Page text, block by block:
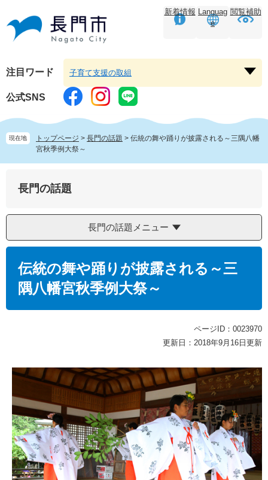
頭
す。
飛
し
本
文
へ
新着情報 Languag
e
閲覧補助
注目ワード
ー
を
子育て支援の取組
公式SNS
現在地 トップページ > 長門の話題 > 伝統の舞や踊りが披露される～三隅八幡
宮秋季例大祭～
長門の話題
長門の話題メニュー
伝統の舞や踊りが披露される～三
隅八幡宮秋季例大祭～
ページID：0023970
更新日：2018年9月16日更新